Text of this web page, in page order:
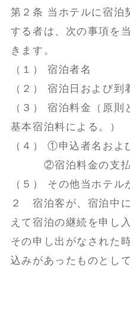
第２条 当ホテルに宿泊
する者は、次の事項を
きます。
（１） 宿泊者名
（２） 宿泊日および到
（３） 宿泊料金（原
基本宿泊料による。）
（４） ①申込者名およ
②宿泊料金の支払い
（５） その他当ホテ
２ 宿泊客が、宿泊中
えて宿泊の継続を申し
その申し出がなされた
込みがあったものとし